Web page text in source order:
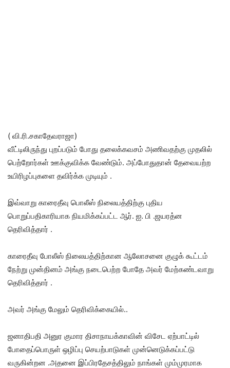
( வி.ரி.சகாதேவராஜா)
வீட்டிலிருந்து புறப்படும் போது தலைக்கவசம் அணிவதற்கு முதலில்
பெற்றோர்கள் ஊக்குவிக்க வேண்டும். அப்போதுதான் தேவையற்ற
உயிரிழப்புகளை தவிர்க்க முடியும் .
இவ்வாறு காரைதீவு பொலீஸ் நிலையத்திற்கு புதிய
பொறுப்பதிகாரியாக நியமிக்கப்பட்ட ஆர். ஐ. பி .ஜயரத்ன
தெரிவித்தார் .
காரைதீவு போலீஸ் நிலையத்திற்கான ஆலோசனை குழுக் கூட்டம்
நேற்று முன்தினம் அங்கு நடைபெற்ற போதே அவர் மேற்கண்டவாறு
தெரிவித்தார் .
அவர் அங்கு மேலும் தெரிவிக்கையில்..
ஜனாதிபதி அனுர குமார திசாநாயக்காவின் விசேட ஏற்பாட்டில்
போதைப்பொருள் ஒழிப்பு செயற்பாடுகள் முன்னெடுக்கப்பட்டு
வருகின்றன .அதனை இப்பிரதேசத்திலும் நாங்கள் மும்முரமாக